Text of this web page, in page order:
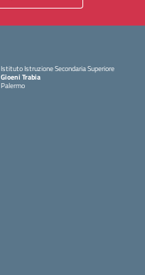
Istituto Istruzione Secondaria Superiore
Gioeni Trabia
Palermo